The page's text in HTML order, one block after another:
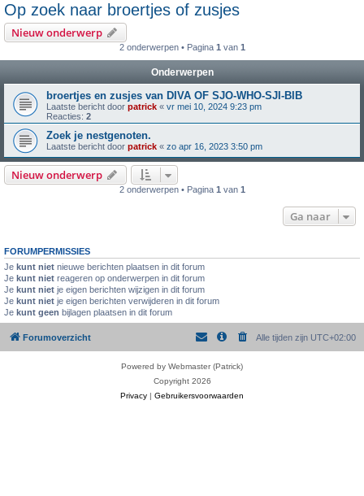
Op zoek naar broertjes of zusjes
Nieuw onderwerp
2 onderwerpen • Pagina 1 van 1
Onderwerpen
broertjes en zusjes van DIVA OF SJO-WHO-SJI-BIB
Laatste bericht door patrick « vr mei 10, 2024 9:23 pm
Reacties: 2
Zoek je nestgenoten.
Laatste bericht door patrick « zo apr 16, 2023 3:50 pm
Nieuw onderwerp
2 onderwerpen • Pagina 1 van 1
Ga naar
FORUMPERMISSIES
Je kunt niet nieuwe berichten plaatsen in dit forum
Je kunt niet reageren op onderwerpen in dit forum
Je kunt niet je eigen berichten wijzigen in dit forum
Je kunt niet je eigen berichten verwijderen in dit forum
Je kunt geen bijlagen plaatsen in dit forum
Forumoverzicht Alle tijden zijn UTC+02:00
Powered by Webmaster (Patrick)
Copyright 2026
Privacy | Gebruikersvoorwaarden